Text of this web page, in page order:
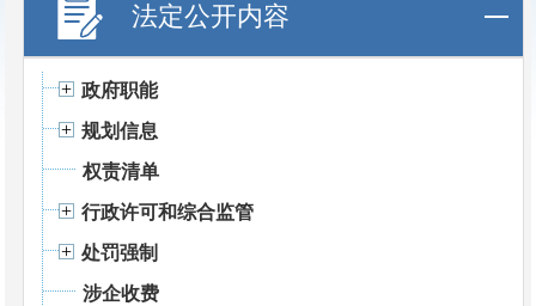
法定公开内容
政府职能
规划信息
权责清单
行政许可和综合监管
处罚强制
涉企收费